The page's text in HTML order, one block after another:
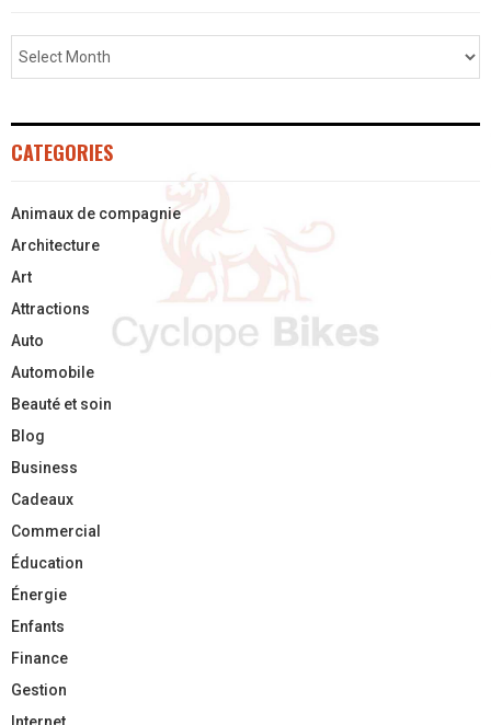
CATEGORIES
Animaux de compagnie
Architecture
Art
Attractions
Auto
Automobile
Beauté et soin
Blog
Business
Cadeaux
Commercial
Éducation
Énergie
Enfants
Finance
Gestion